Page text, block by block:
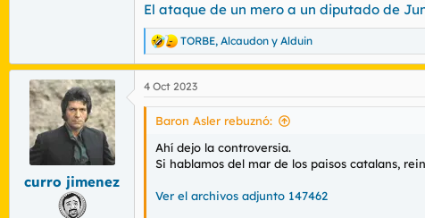
El ataque de un mero a un diputado de
R
e
a
c
c
TORBE, Alcaudon y Alduin
curro jimenez
4 Oct 2023
Baron Asler rebuznó:
Ahí dejo la controversia.
Si hablamos del mar de los paisos catalans,
Ver el archivos adjunto 147462